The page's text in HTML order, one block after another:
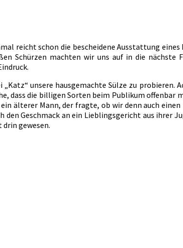
reicht schon die bescheidene Ausstattung
Schürzen machten wir uns auf in die
unsere hausgemachte Sülze zu probieren.
dass die billigen Sorten beim Publikum offenbar
älterer Mann, der fragte, ob wir denn auch
den Geschmack an ein Lieblingsgericht aus
gewesen.